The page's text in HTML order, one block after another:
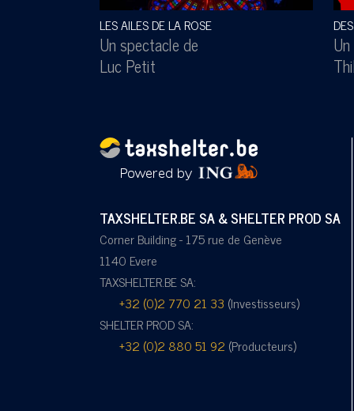
LES AILES DE LA ROSE
Un spectacle de
Luc Petit
TAXSHELTER.BE SA & SHELTER PROD SA
Corner Building - 175 rue de Genève
1140 Evere
TAXSHELTER.BE SA:
+32 (0)2 770 21 33 (Investisseurs)
SHELTER PROD SA:
+32 (0)2 880 51 92 (Producteurs)